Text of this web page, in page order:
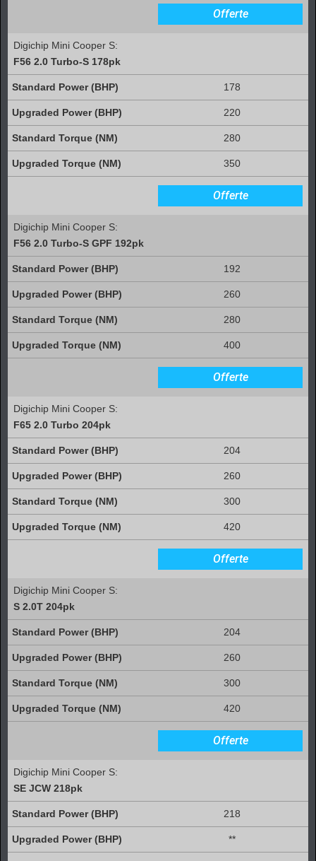
Offerte
Digichip Mini Cooper S:
F56 2.0 Turbo-S 178pk
178
220
280
350
Offerte
Digichip Mini Cooper S:
F56 2.0 Turbo-S GPF 192pk
192
260
280
400
Offerte
Digichip Mini Cooper S:
F65 2.0 Turbo 204pk
204
260
300
420
Offerte
Digichip Mini Cooper S:
S 2.0T 204pk
204
260
300
420
Offerte
Digichip Mini Cooper S:
SE JCW 218pk
218
**